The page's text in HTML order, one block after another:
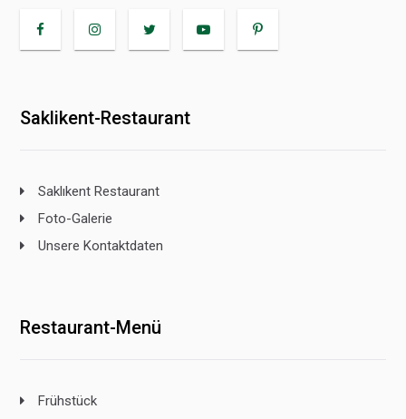
Saklikent-Restaurant
Saklıkent Restaurant
Foto-Galerie
Unsere Kontaktdaten
Restaurant-Menü
Frühstück